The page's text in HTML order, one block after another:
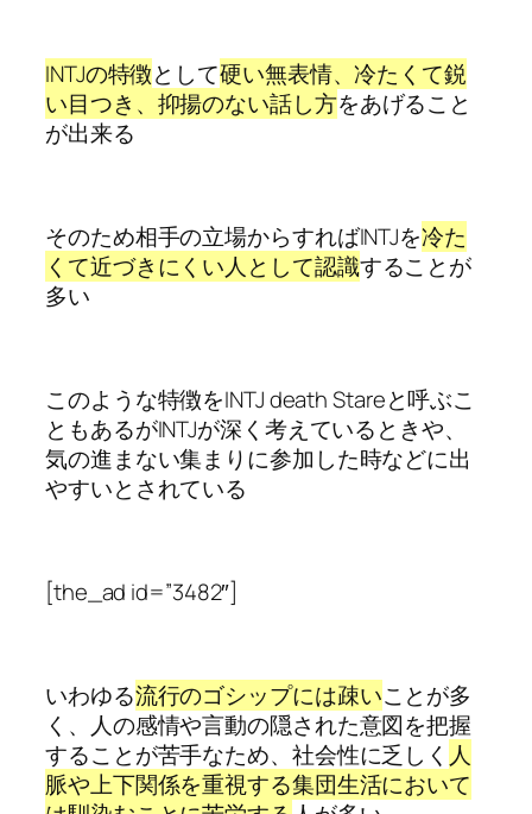
INTJの特徴として硬い無表情、冷たくて鋭
い目つき、抑揚のない話し方をあげること
が出来る
そのため相手の立場からすればINTJを冷た
くて近づきにくい人として認識することが
多い
このような特徴をINTJ death Stareと呼ぶこ
ともあるがINTJが深く考えているときや、
気の進まない集まりに参加した時などに出
やすいとされている
[the_ad id=”3482″]
いわゆる流行のゴシップには疎いことが多
く、人の感情や言動の隠された意図を把握
することが苦手なため、社会性に乏しく 人
脈や上下関係を重視する集団生活において